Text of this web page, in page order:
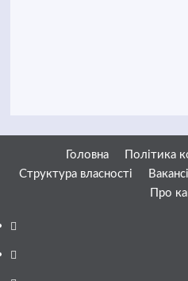
Головна
Політика
Структура власності
Про
Facebook
YouTube